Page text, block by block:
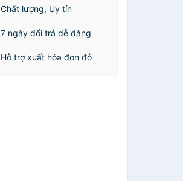
Chất lượng, Uy tín
7 ngày đổi trả dễ dàng
Hỗ trợ xuất hóa đơn đỏ